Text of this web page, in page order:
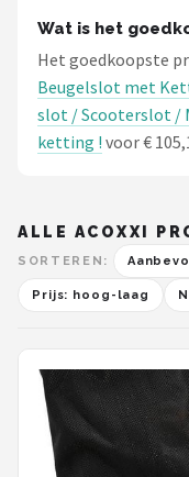
Wat is het
Het goedkoopste
Beugelslot met
slot / Scooterslot /
ketting ! voor €
ALLE ACOXXI
SORTEREN:
Prijs: hoog-laag